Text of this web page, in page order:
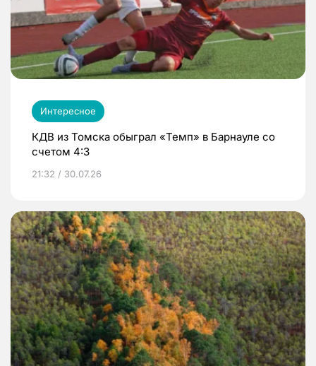
Интересное
КДВ из Томска обыграл «Темп» в Барнауле со
счетом 4:3
21:32 / 30.07.26